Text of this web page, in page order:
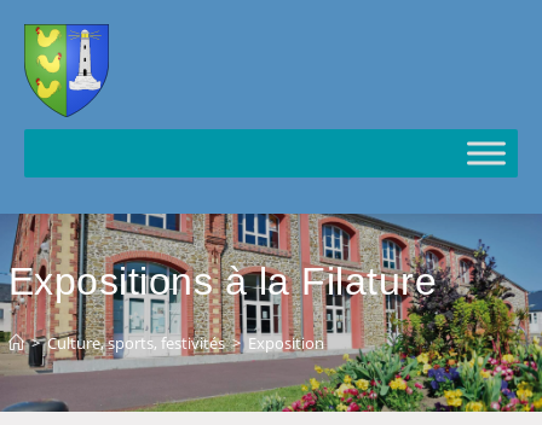
Expositions à la Filature
> Culture, sports, festivités > Exposition